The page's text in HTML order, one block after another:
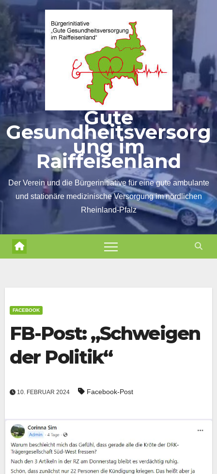
Zum
springen
Gute
Gesundheitsversorg
ung im
Raiffeisenland
Der Verein und die Bürgerinitiative für eine gute ambulante
und stationäre medizinische Versorgung im nördlichen
Rheinland-Pfalz
FACEBOOK
FB-Post: „Schweigen
der Politik“
10. FEBRUAR 2024 Facebook-Post